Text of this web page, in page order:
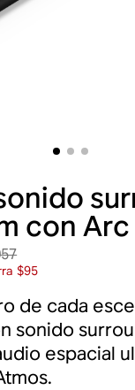
con Arc
$95
de cada
sonido
espacial